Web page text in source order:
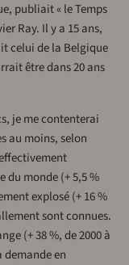
publiait « le Temps
Ray. Il y a 15 ans,
celui de la Belgique
être dans 20 ans
je me contenterai
au moins, selon
du monde (+ 5,5 %
explosé (+ 16 %
sont connues.
(+ 38 %, de 2000 à
en